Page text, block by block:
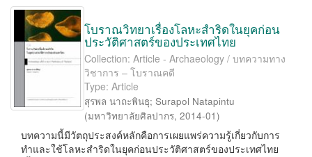
โบราณวิทยาเรื่องโลหะสำริดในยุคก่อน
ประวัติศาสตร์ของประเทศไทย
Collection: Article - Archaeology / บทความทาง
วิชาการ – โบราณคดี
Type: Article
สุรพล นาถะพินธุ;Surapol Natapintu
(มหาวิทยาลัยศิลปากร,2014-01)
บทความนี้มีวัตถุประสงค์หลักคือการเผยแพร่ความรู้เกี่ยวกับการ
ทำและใช้โลหะสำริดในยุคก่อนประวัติศาสตร์ของประเทศไทย